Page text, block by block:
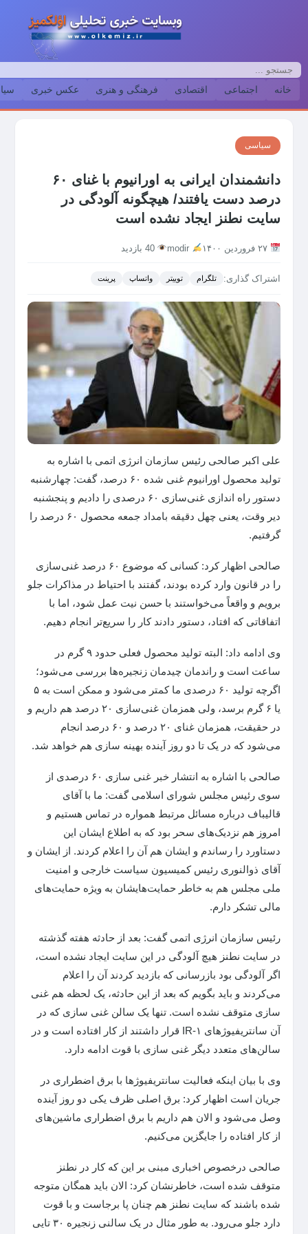
خانه اجتماعی اقتصادی فرهنگی و هنری عکس خبری
سیاسی
دانشمندان ایرانی به اورانیوم با غنای ۶۰
درصد دست یافتند/ هیچگونه آلودگی در
سایت نطنز ایجاد نشده است
40 بازدید
اشتراک گذاری: تلگرام توییتر واتساپ پرینت
علی اکبر صالحی رئیس سازمان انرژی اتمی با اشاره به
تولید محصول اورانیوم غنی شده ۶۰ درصد، گفت: چهارشنبه
دستور راه اندازی غنی‌سازی ۶۰ درصدی را دادیم و پنجشنبه
دیر وقت، یعنی چهل دقیقه بامداد جمعه محصول ۶۰ درصد را
گرفتیم.
صالحی اظهار کرد: کسانی که موضوع ۶۰ درصد غنی‌سازی
را در قانون وارد کرده بودند، گفتند با احتیاط در مذاکرات جلو
برویم و واقعاً می‌خواستند با حسن نیت عمل شود، اما با
اتفاقاتی که افتاد، دستور دادند کار را سریع‌تر انجام دهیم.
وی ادامه داد: البته تولید محصول فعلی حدود ۹ گرم در
ساعت است و راندمان چیدمان زنجیره‌ها بررسی می‌شود؛
اگرچه تولید ۶۰ درصدی ما کمتر می‌شود و ممکن است به ۵
یا ۶ گرم برسد، ولی همزمان غنی‌سازی ۲۰ درصد هم داریم و
در حقیقت، همزمان غنای ۲۰ درصد و ۶۰ درصد انجام
می‌شود که در یک تا دو روز آینده بهینه سازی هم خواهد شد.
صالحی با اشاره به انتشار خبر غنی سازی ۶۰ درصدی از
سوی رئیس مجلس شورای اسلامی گفت: ما با آقای
قالیباف درباره مسائل مرتبط همواره در تماس هستیم و
امروز هم نزدیک‌های سحر بود که به اطلاع ایشان این
دستاورد را رساندم و ایشان هم آن را اعلام کردند. از ایشان و
آقای ذوالنوری رئیس کمیسیون سیاست خارجی و امنیت
ملی مجلس هم به خاطر حمایت‌هایشان به ویژه حمایت‌های
مالی تشکر دارم.
رئیس سازمان انرژی اتمی گفت: بعد از حادثه هفته گذشته
در سایت نطنز هیچ آلودگی در این سایت ایجاد نشده است،
اگر آلودگی بود بازرسانی که بازدید کردند آن را اعلام
می‌کردند و باید بگویم که بعد از این حادثه، یک لحظه هم غنی
سازی متوقف نشده است. تنها یک سالن غنی سازی که در
آن سانتریفیوژ‌های IR-۱ قرار داشتند از کار افتاده است و در
سالن‌های متعدد دیگر غنی سازی با قوت ادامه دارد.
وی با بیان اینکه فعالیت سانتریفیوژ‌ها با برق اضطراری در
جریان است اظهار کرد: برق اصلی ظرف یکی دو روز آینده
وصل می‌شود و الان هم داریم با برق اضطراری ماشین‌های
از کار افتاده را جایگزین می‌کنیم.
صالحی درخصوص اخباری مبنی بر این که کار در نطنز
متوقف شده است، خاطرنشان کرد: الان باید همگان متوجه
شده باشند که سایت نطنز هم چنان پا برجاست و با قوت
دارد جلو می‌رود. به طور مثال در یک سالنی زنجیره ۳۰ تایی